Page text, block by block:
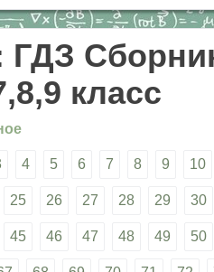
ГДЗ
класс
4 5 6 7 8 9 10
25 26 27 28 29 30
45 46 47 48 49 50